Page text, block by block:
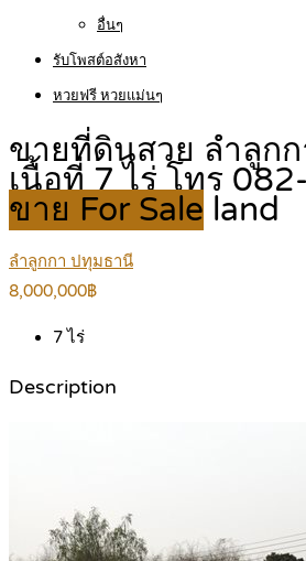
อื่นๆ
รับโพสต์อสังหา
หวยฟรี หวยแม่นๆ
ขายที่ดินสวย ลำลูก
เนื้อที่ 7 ไร่ โทร
ขาย For Sale land
ลำลูกกา ปทุมธานี
8,000,000฿
7ไร่
Description